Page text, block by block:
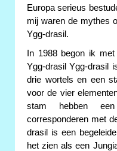
Europa serieus
mij waren de mythes
Ygg-drasil.
In 1988 begon ik
Ygg-drasil Ygg-drasil
drie wortels en een
voor de vier
stam hebben
corresponderen met
drasil is een
het zien als een